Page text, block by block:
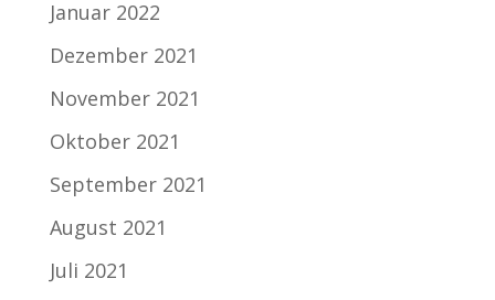
Januar 2022
Dezember 2021
November 2021
Oktober 2021
September 2021
August 2021
Juli 2021